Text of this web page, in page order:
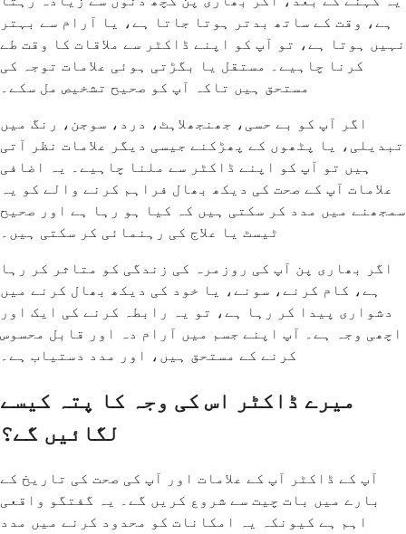
ہے، وقت کے ساتھ بدتر ہوتا جاتا ہے، یا آرام سے بہتر
نہیں ہوتا ہے، تو آپ کو اپنے ڈاکٹر سے ملاقات کا وقت طے
کرنا چاہیے۔ مستقل یا بگڑتی ہوئی علامات توجہ کی
مستحق ہیں تاکہ آپ کو صحیح تشخیص مل سکے۔
اگر آپ کو بے حسی، جھنجھلاہٹ، درد، سوجن، رنگ میں
تبدیلی، یا پٹھوں کے پھڑکنے جیسی دیگر علامات نظر آتی
ہیں تو آپ کو اپنے ڈاکٹر سے ملنا چاہیے۔ یہ اضافی
علامات آپ کے صحت کی دیکھ بھال فراہم کرنے والے کو یہ
سمجھنے میں مدد کر سکتی ہیں کہ کیا ہو رہا ہے اور صحیح
ٹیسٹ یا علاج کی رہنمائی کر سکتی ہیں۔
اگر بھاری پن آپ کی روزمرہ کی زندگی کو متاثر کر رہا
ہے، کام کرنے، سونے، یا خود کی دیکھ بھال کرنے میں
دشواری پیدا کر رہا ہے، تو یہ رابطہ کرنے کی ایک اور
اچھی وجہ ہے۔ آپ اپنے جسم میں آرام دہ اور قابل محسوس
کرنے کے مستحق ہیں، اور مدد دستیاب ہے۔
میرے ڈاکٹر اس کی وجہ کا پتہ کیسے
لگائیں گے؟
آپ کے ڈاکٹر آپ کے علامات اور آپ کی صحت کی تاریخ کے
بارے میں بات چیت سے شروع کریں گے۔ یہ گفتگو واقعی
اہم ہے کیونکہ یہ امکانات کو محدود کرنے میں مدد